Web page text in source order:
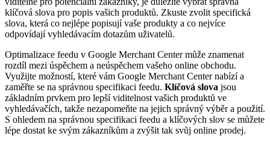
klíčová slova pro popis vašich produktů. Zkuste zvolit specifická
slova, která co nejlépe popisují vaše produkty a co nejvíce
odpovídají vyhledávacím dotazům uživatelů.
Optimalizace feedu v Google Merchant Center může znamenat
rozdíl mezi úspěchem a neúspěchem vašeho online obchodu.
Využijte možností, které vám Google Merchant Center nabízí a
zaměřte se na správnou specifikaci feedu. Klíčová slova jsou
základním prvkem pro lepší viditelnost vašich produktů ve
vyhledávačích, takže nezapomeňte na jejich správný výběr a použití.
S ohledem na správnou specifikaci feedu a klíčových slov se můžete
lépe dostat ke svým zákazníkům a zvýšit tak svůj online prodej.